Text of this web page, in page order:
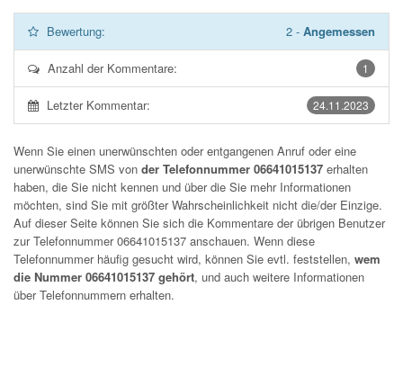
Bewertung: 2 - Angemessen
1
Anzahl der Kommentare:
24.11.2023
Letzter Kommentar:
Wenn Sie einen unerwünschten oder entgangenen Anruf oder eine
unerwünschte SMS von der Telefonnummer 06641015137 erhalten
haben, die Sie nicht kennen und über die Sie mehr Informationen
möchten, sind Sie mit größter Wahrscheinlichkeit nicht die/der Einzige.
Auf dieser Seite können Sie sich die Kommentare der übrigen Benutzer
zur Telefonnummer06641015137 anschauen. Wenn diese
Telefonnummer häufig gesucht wird, können Sie evtl. feststellen, wem
die Nummer 06641015137 gehört, und auch weitere Informationen
über Telefonnummern erhalten.